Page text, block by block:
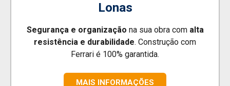
Lonas
Segurança e organização na sua obra com alta
resistência e durabilidade. Construção com
Ferrari é 100% garantida.
MAIS INFORMAÇÕES